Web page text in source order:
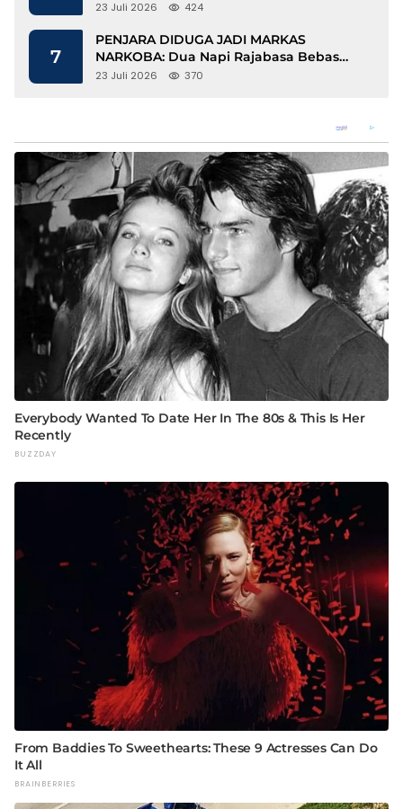
Berbasis Kopi dan Perdagangan Karbon
23 Juli 2026 424
7
PENJARA DIDUGA JADI MARKAS
NARKOBA: Dua Napi Rajabasa Bebas
Gunakan HP, Muncul Dugaan
23 Juli 2026 370